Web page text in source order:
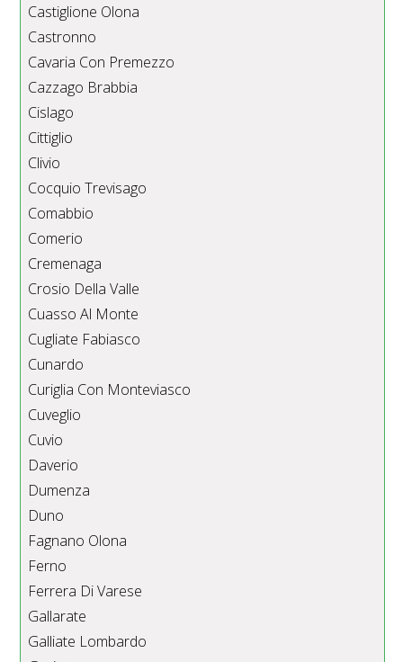
Castiglione Olona
Castronno
Cavaria Con Premezzo
Cazzago Brabbia
Cislago
Cittiglio
Clivio
Cocquio Trevisago
Comabbio
Comerio
Cremenaga
Crosio Della Valle
Cuasso Al Monte
Cugliate Fabiasco
Cunardo
Curiglia Con Monteviasco
Cuveglio
Cuvio
Daverio
Dumenza
Duno
Fagnano Olona
Ferno
Ferrera Di Varese
Gallarate
Galliate Lombardo